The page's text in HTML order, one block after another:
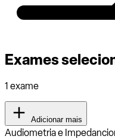
Exames
1 exame
Adicionar mais
Audiometria e